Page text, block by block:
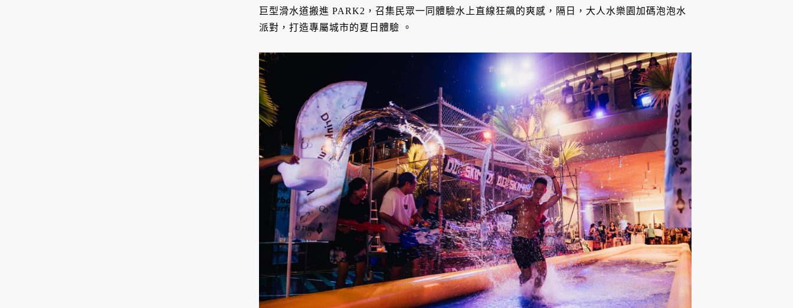
巨型滑水道搬進 PARK2，召集民眾一同體驗水上直線狂飆的爽感，隔日，大人水樂園加碼泡泡水
派對，打造專屬城市的夏日體驗 。